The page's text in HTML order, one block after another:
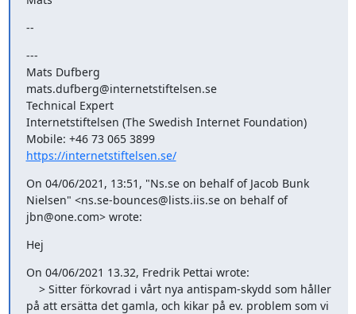
--
---
Mats Dufberg
mats.dufberg@internetstiftelsen.se
Technical Expert
Internetstiftelsen (The Swedish Internet Foundation)
Mobile: +46 73 065 3899
https://internetstiftelsen.se/
On 04/06/2021, 13:51, "Ns.se on behalf of Jacob Bunk
Nielsen" <ns.se-bounces@lists.iis.se on behalf of
jbn@one.com> wrote:
Hej
On 04/06/2021 13.32, Fredrik Pettai wrote:
på att ersätta det gamla, och kikar på ev. problem som vi